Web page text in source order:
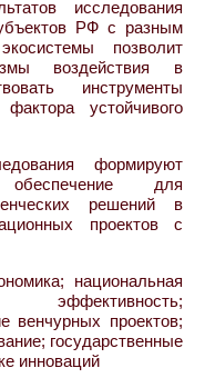
исследования
РФ с разным
позволит
воздействия в
инструменты
устойчивого
формируют
обеспечение для
решений в
проектов с
национальная
венчурных проектов;
государственные
инноваций